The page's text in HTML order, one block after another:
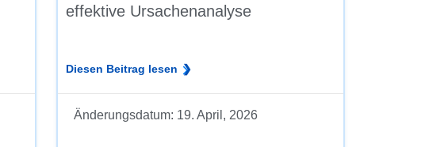
effektive Ursachenanalyse
Diesen Beitrag lesen
Änderungsdatum: 19. April, 2026